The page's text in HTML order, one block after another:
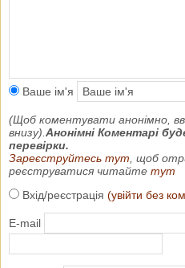
Ваше ім'я
(Щоб коментувати анонімно,
внизу). Анонімні Коментарі
перевірки.
Зареєструйтесь тут , щоб
реєструватися читайте тут
Вхід/реєстрація (увійти без
E-mail